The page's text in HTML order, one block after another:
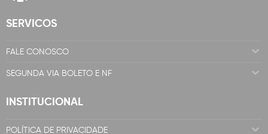
SERVICOS
FALE CONOSCO
SEGUNDA VIA BOLETO E NF
INSTITUCIONAL
POLÍTICA DE PRIVACIDADE